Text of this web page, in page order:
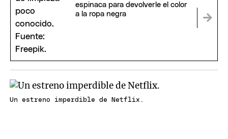
espinaca para devolverle el color
a la ropa negra
Un estreno imperdible de Netflix.